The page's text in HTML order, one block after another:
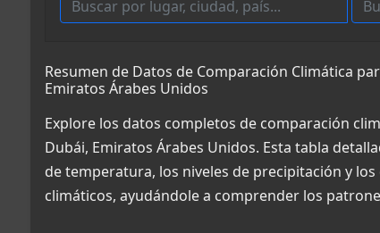
Resumen de Datos de Comparación Climática
Emiratos Árabes Unidos
Explore los datos completos de comparación
Dubái, Emiratos Árabes Unidos. Esta tabla
de temperatura, los niveles de precipitación y
climáticos, ayudándole a comprender los